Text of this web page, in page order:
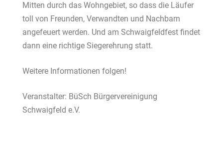
Mitten durch das Wohngebiet, so dass die Läufer
toll von Freunden, Verwandten und Nachbarn
angefeuert werden. Und am Schwaigfeldfest findet
dann eine richtige Siegerehrung statt.
Weitere Informationen folgen!
Veranstalter: BüSch Bürgervereinigung
Schwaigfeld e.V.